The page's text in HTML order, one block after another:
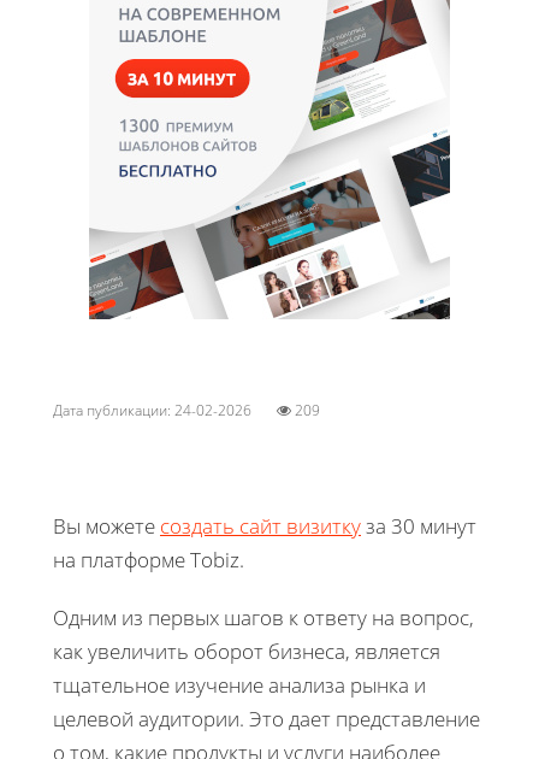
Дата публикации: 24-02-2026 209
Вы можете создать сайт визиткуза 30 минут
на платформе Tobiz.
Одним из первых шагов к ответу на вопрос,
как увеличить оборот бизнеса, является
тщательное изучение анализа рынка и
целевой аудитории. Это дает представление
о том, какие продукты и услуги наиболее